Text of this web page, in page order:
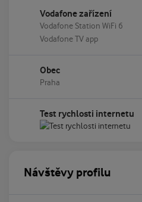
Vodafone zařízení
Vodafone Station WiFi 6
Vodafone TV app
Obec
Praha
Test rychlosti internetu
Návštěvy profilu